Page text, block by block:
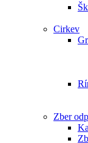
Cirkev
Zber